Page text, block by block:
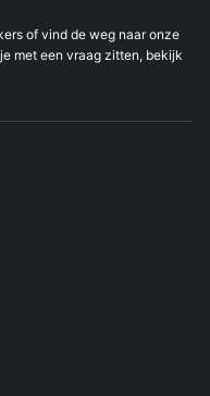
of vind de weg naar onze
met een vraag zitten, bekijk